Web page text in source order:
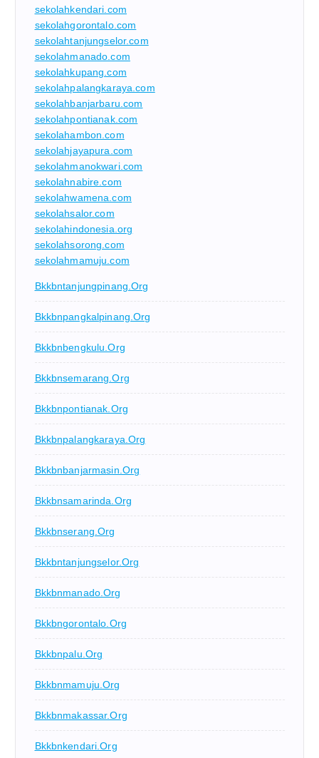
sekolahkendari.com
sekolahgorontalo.com
sekolahtanjungselor.com
sekolahmanado.com
sekolahkupang.com
sekolahpalangkaraya.com
sekolahbanjarbaru.com
sekolahpontianak.com
sekolahambon.com
sekolahjayapura.com
sekolahmanokwari.com
sekolahnabire.com
sekolahwamena.com
sekolahsalor.com
sekolahindonesia.org
sekolahsorong.com
sekolahmamuju.com
Bkkbntanjungpinang.org
Bkkbnpangkalpinang.org
Bkkbnbengkulu.org
Bkkbnsemarang.org
Bkkbnpontianak.org
Bkkbnpalangkaraya.org
Bkkbnbanjarmasin.org
Bkkbnsamarinda.org
Bkkbnserang.org
Bkkbntanjungselor.org
Bkkbnmanado.org
Bkkbngorontalo.org
Bkkbnpalu.org
Bkkbnmamuju.org
Bkkbnmakassar.org
Bkkbnkendari.org